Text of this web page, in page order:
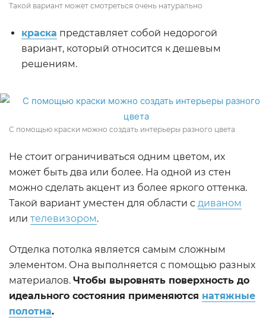
Такой вариант может смотреться очень натурально
краска представляет собой недорогой
вариант, который относится к дешевым
решениям.
С помощью краски можно создать интерьеры разного цвета
Не стоит ограничиваться одним цветом, их
может быть два или более. На одной из стен
можно сделать акцент из более яркого оттенка.
Такой вариант уместен для области с диваном
или телевизором.
Отделка потолка является самым сложным
элементом. Она выполняется с помощью разных
материалов. Чтобы выровнять поверхность до
идеального состояния применяются натяжные
полотна.